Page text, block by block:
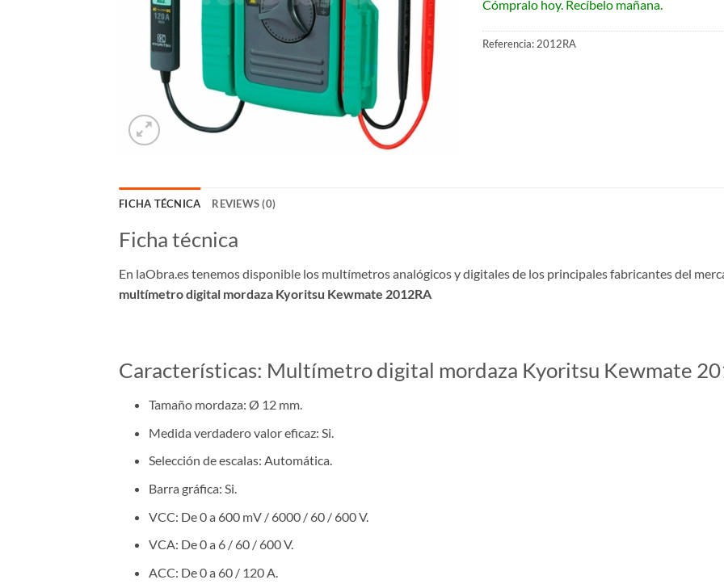
Cómpralo hoy. Recíbelo mañana.
Referencia:2012RA
FICHA TÉCNICA REVIEWS (0)
Ficha técnica
En laObra.es tenemos disponible los multímetros analógicos y digitales de los principales fabricantes del
multímetro digital mordaza Kyoritsu Kewmate 2012RA
Características: Multímetro digital mordaza Kyoritsu Kewmate
Tamaño mordaza: Ø 12 mm.
Medida verdadero valor eficaz: Si.
Selección de escalas: Automática.
Barra gráfica: Si.
VCC: De 0 a 600 mV / 6000 / 60 / 600 V.
VCA: De 0 a 6 / 60 / 600 V.
ACC: De 0 a 60 / 120 A.